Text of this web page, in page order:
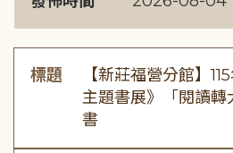
標題
【新莊福營分館】
主題書展》「閱讀轉
書